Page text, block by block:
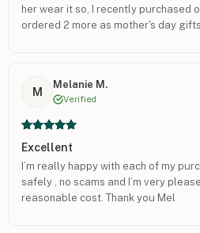
her wear it so, I recently purchased
ordered 2 more as mother's day gifts.
M
Melanie M.
Verified
Excellent
I’m really happy with each of my
safely , no scams and I’m very
reasonable cost. Thank you Mel